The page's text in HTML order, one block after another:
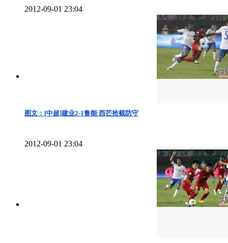
2012-09-01 23:04
图文：[中超]建业2-1鲁能 西芒抢截防守
2012-09-01 23:04